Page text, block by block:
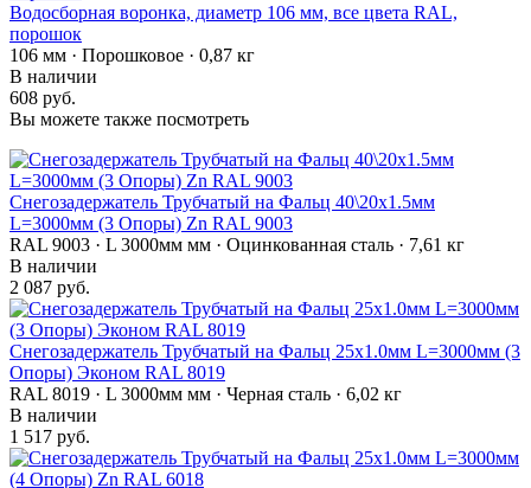
Водосборная воронка, диаметр 106 мм, все цвета RAL,
порошок
106 мм · Порошковое · 0,87 кг
В наличии
608 руб.
Вы можете также посмотреть
Снегозадержатель Трубчатый на Фальц 40\20х1.5мм
L=3000мм (3 Опоры) Zn RAL 9003
RAL 9003 · L 3000мм мм · Оцинкованная сталь · 7,61 кг
В наличии
2 087 руб.
Снегозадержатель Трубчатый на Фальц 25х1.0мм L=3000мм (3
Опоры) Эконом RAL 8019
RAL 8019 · L 3000мм мм · Черная сталь · 6,02 кг
В наличии
1 517 руб.